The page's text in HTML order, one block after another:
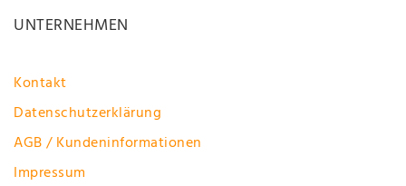
UNTERNEHMEN
Kontakt
Datenschutzerklärung
AGB / Kundeninformationen
Impressum